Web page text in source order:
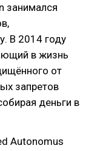
занимался
В 2014 году
в жизнь
от
запретов
деньги в
Autonomus